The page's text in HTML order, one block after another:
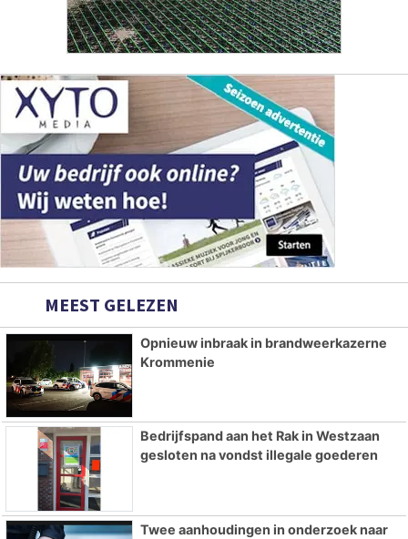
MEEST GELEZEN
Opnieuw inbraak in brandweerkazerne
Krommenie
Bedrijfspand aan het Rak in Westzaan
gesloten na vondst illegale goederen
Twee aanhoudingen in onderzoek naar